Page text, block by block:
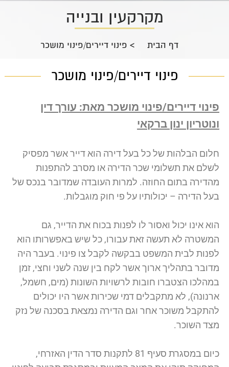
מקרקעין ובנייה
דף הבית > פינוי דיירים/פינוי מושכר
פינוי דיירים/פינוי מושכר
פינוי דיירים/פינוי מושכר מאת: עורך דין
ונוטריון ינון ברקאי
חלום הבלהות של כל בעל דירה הוא דייר אשר מפסיק
לשלם את תשלומי שכר הדירה או מסרב להתפנות
מהדירה בתום החוזה. למרות העובדה שמדובר בנכס של
בעל הדירה – יכולותיו על פי חוק מוגבלות.
הוא אינו יכול ואסור לו לפנות בכוח את הדייר, גם
המשטרה לא תעשה זאת עבורו, כל שיש באפשרותו הוא
לפנות לבית המשפט בבקשה לקבל צו פינוי. בעבר היה
מדובר בתהליך ארוך אשר לקח בין שנה לשני וחצי, זמן
במהלכו הצטברו חובות לרשויות השונות (מים, חשמל,
ארנונה), לא מתקבלים דמי שכירות אשר היו יכולים
להתקבל משוכר אחר וגם הדירה נמצאת בסכנה של נזק
מצד השוכר.
כיום במסגרת סעיף 81 לתקנות סדר הדין האזרחי,